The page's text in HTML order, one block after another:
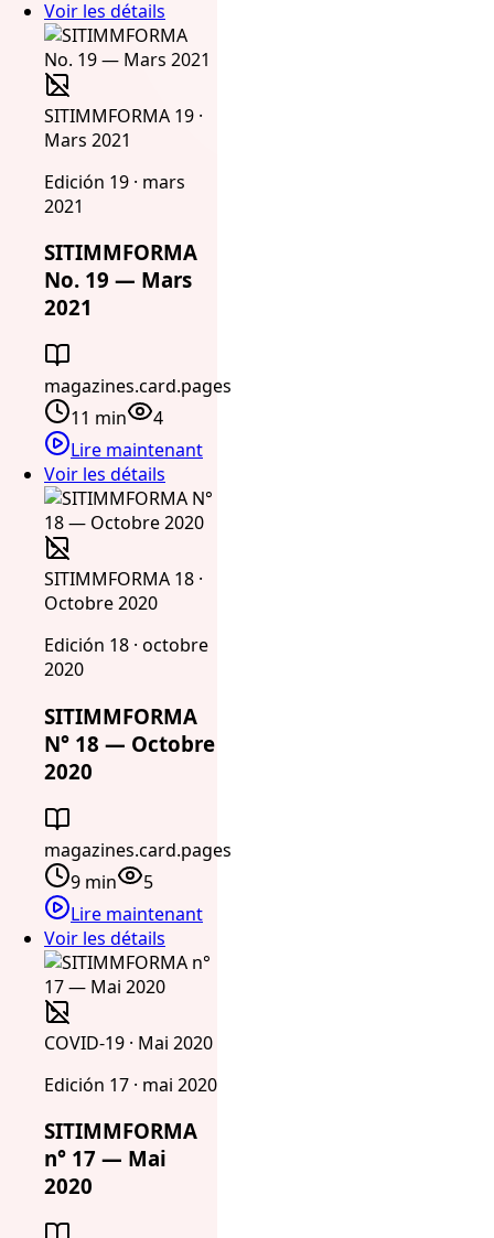
Voir les détails
SITIMMFORMA 19 ·
Mars 2021
Edición 19 · mars
2021
SITIMMFORMA
No. 19 — Mars
2021
magazines.card.pages
11 min
4
Lire maintenant
Voir les détails
SITIMMFORMA 18 ·
Octobre 2020
Edición 18 · octobre
2020
SITIMMFORMA
N° 18 — Octobre
2020
magazines.card.pages
9 min
5
Lire maintenant
Voir les détails
COVID-19 · Mai 2020
Edición 17 · mai 2020
SITIMMFORMA
n° 17 — Mai
2020